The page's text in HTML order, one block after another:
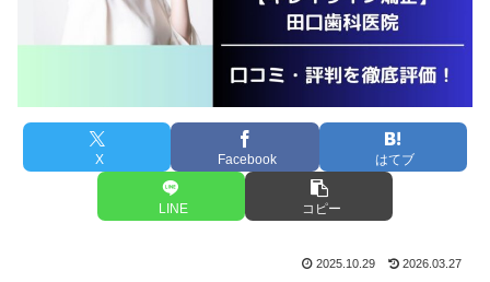
X Facebook はてブ
LINE コピー
2025.10.29 2026.03.27